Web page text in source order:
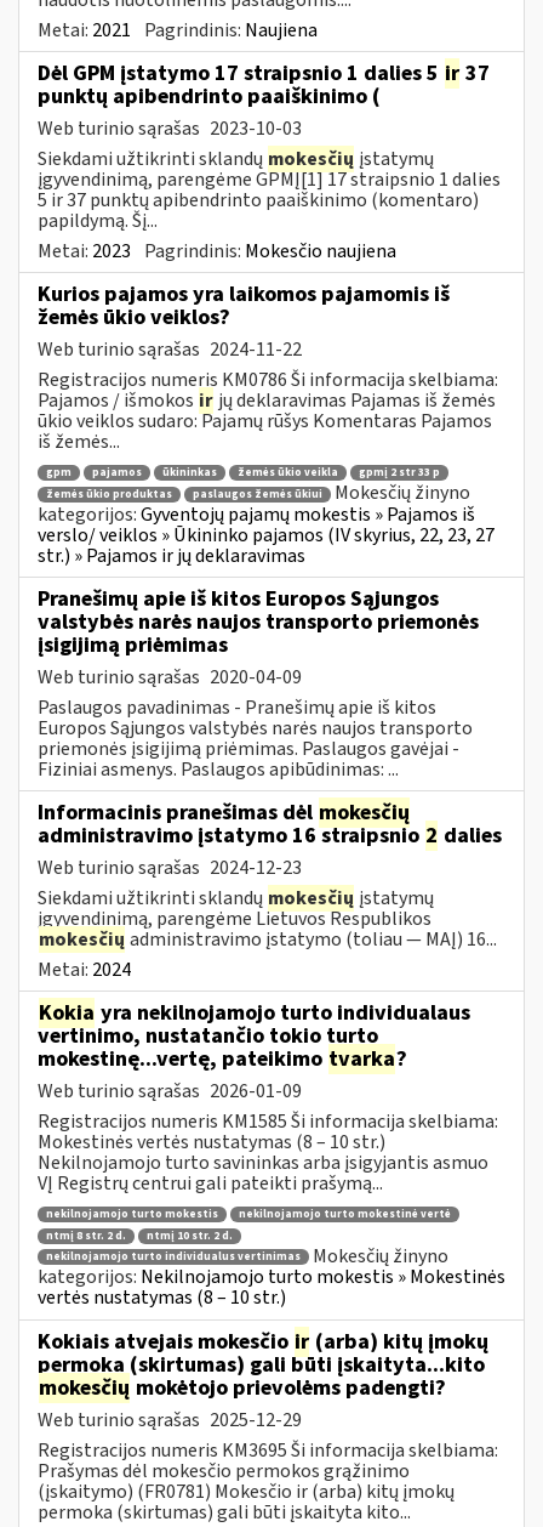
Metai: 2021 Pagrindinis: Naujiena
Dėl GPM įstatymo 17 straipsnio 1 dalies 5 ir 37
punktų apibendrinto paaiškinimo (
Web turinio sąrašas 2023-10-03
Siekdami užtikrinti sklandų mokesčių įstatymų
įgyvendinimą, parengėme GPMĮ[1] 17 straipsnio 1 dalies
5 ir 37 punktų apibendrinto paaiškinimo (komentaro)
papildymą. Šį...
Metai: 2023 Pagrindinis: Mokesčio naujiena
Kurios pajamos yra laikomos pajamomis iš
žemės ūkio veiklos?
Web turinio sąrašas 2024-11-22
Registracijos numeris KM0786 Ši informacija skelbiama:
Pajamos / išmokos ir jų deklaravimas Pajamas iš žemės
ūkio veiklos sudaro: Pajamų rūšys Komentaras Pajamos
iš žemės...
gpm pajamos ūkininkas žemės ūkio veikla
gpmį 2 str 33 p
žemės ūkio produktas
paslaugos žemės ūkiui
Mokesčių žinyno
kategorijos:Gyventojų pajamų mokestis » Pajamos iš
verslo/ veiklos » Ūkininko pajamos (IV skyrius, 22, 23, 27
str.) » Pajamos ir jų deklaravimas
Pranešimų apie iš kitos Europos Sąjungos
valstybės narės naujos transporto priemonės
įsigijimą priėmimas
Web turinio sąrašas 2020-04-09
Paslaugos pavadinimas - Pranešimų apie iš kitos
Europos Sąjungos valstybės narės naujos transporto
priemonės įsigijimą priėmimas. Paslaugos gavėjai -
Fiziniai asmenys. Paslaugos apibūdinimas: ...
Informacinis pranešimas dėl mokesčių
administravimo įstatymo 16 straipsnio 2 dalies
Web turinio sąrašas 2024-12-23
Siekdami užtikrinti sklandų mokesčių įstatymų
įgyvendinimą, parengėme Lietuvos Respublikos
mokesčių administravimo įstatymo (toliau — MAĮ) 16...
Metai: 2024
Kokia yra nekilnojamojo turto individualaus
vertinimo, nustatančio tokio turto
mokestinę...vertę, pateikimo tvarka?
Web turinio sąrašas 2026-01-09
Registracijos numeris KM1585 Ši informacija skelbiama:
Mokestinės vertės nustatymas (8 – 10 str.)
Nekilnojamojo turto savininkas arba įsigyjantis asmuo
VĮ Registrų centrui gali pateikti prašymą...
nekilnojamojo turto mokestis
nekilnojamojo turto mokestinė vertė
ntmį 8 str. 2 d.
ntmį 10 str. 2 d.
nekilnojamojo turto individualus vertinimas
Mokesčių žinyno
kategorijos: Nekilnojamojo turto mokestis » Mokestinės
vertės nustatymas (8 – 10 str.)
Kokiais atvejais mokesčio ir (arba) kitų įmokų
permoka (skirtumas) gali būti įskaityta...kito
mokesčių mokėtojo prievolėms padengti?
Web turinio sąrašas 2025-12-29
Registracijos numeris KM3695 Ši informacija skelbiama:
Prašymas dėl mokesčio permokos grąžinimo
(įskaitymo) (FR0781) Mokesčio ir (arba) kitų įmokų
permoka (skirtumas) gali būti įskaityta kito...